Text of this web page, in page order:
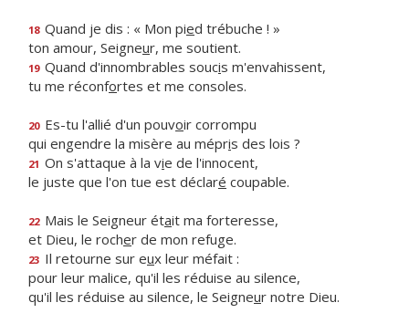
18 Quand je dis : « Mon pied trébuche ! »
ton amour, Seigneur, me soutient.
19 Quand d'innombrables soucis m'envahissent,
tu me réconfortes et me consoles.
20 Es-tu l'allié d'un pouvoir corrompu
qui engendre la misère au mépris des lois ?
21 On s'attaque à la vie de l'innocent,
le juste que l'on tue est déclaré coupable.
22 Mais le Seigneur était ma forteresse,
et Dieu, le rocher de mon refuge.
23 Il retourne sur eux leur méfait :
pour leur malice, qu'il les réduise au silence,
qu'il les réduise au silence, le Seigneur notre Dieu.